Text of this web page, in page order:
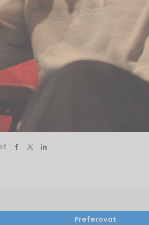
Preferovat